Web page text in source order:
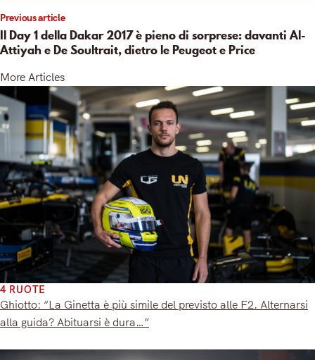
Previous article
Il Day 1 della Dakar 2017 è pieno di sorprese: davanti Al-
Attiyah e De Soultrait, dietro le Peugeot e Price
More Articles
4 RUOTE
Ghiotto: “La Ginetta è più simile del previsto alle F2. Alternarsi
alla guida? Abituarsi è dura…”